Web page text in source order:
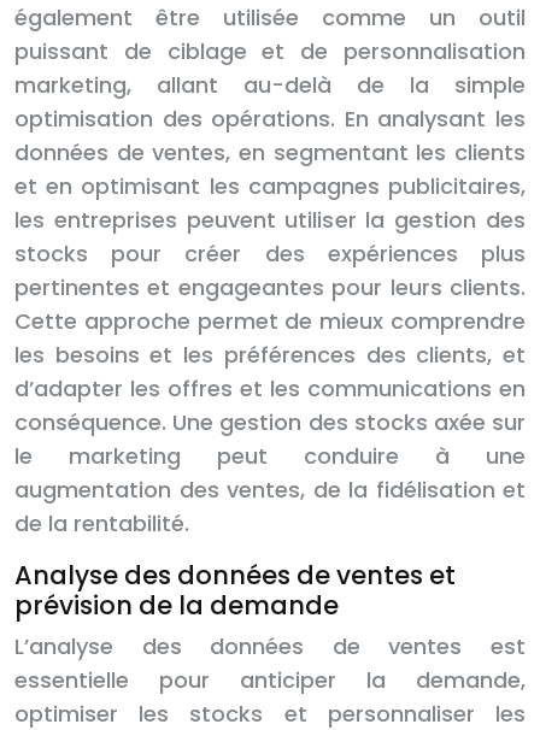
également être utilisée comme un outil
puissant de ciblage et de personnalisation
marketing, allant au-delà de la simple
optimisation des opérations. En analysant les
données de ventes, en segmentant les clients
et en optimisant les campagnes publicitaires,
les entreprises peuvent utiliser la gestion des
stocks pour créer des expériences plus
pertinentes et engageantes pour leurs clients.
Cette approche permet de mieux comprendre
les besoins et les préférences des clients, et
d’adapter les offres et les communications en
conséquence. Une gestion des stocks axée sur
le marketing peut conduire à une
augmentation des ventes, de la fidélisation et
de la rentabilité.
Analyse des données de ventes et
prévision de la demande
L’analyse des données de ventes est
essentielle pour anticiper la demande,
optimiser les stocks et personnaliser les